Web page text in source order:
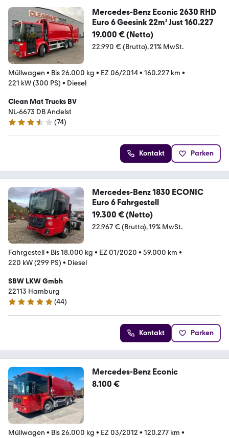
Mercedes-Benz Econic 2630 RHD
Euro 6 Geesink 22m³ Just 160.227
19.000 € (Netto)
22.990 € (Brutto) 21% MwSt.
Müllwagen • Bis 26.000 kg • EZ 06/2014• 160.227 km •
221 kW (300 PS) • Diesel
Clean Mat Trucks BV
NL-6673 DB Andelst
3.7 Sterne
(74)
Kontakt Parken
Mercedes-Benz 1830 ECONIC
Euro 6 Fahrgestell
19.300 € (Netto)
22.967 € (Brutto) 19% MwSt.
Fahrgestell• Bis 18.000 kg • EZ 01/2020 • 59.000 km •
220 kW (299 PS) • Diesel
SBW LKW Gmbh
22113 Hamburg
5 Sterne
(44)
Kontakt Parken
Mercedes-Benz Econic
8.100 €
Müllwagen • Bis 26.000 kg • EZ 03/2012 • 120.277 km •